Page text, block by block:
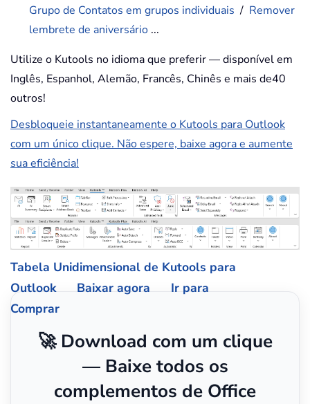
Grupo de Contatos em grupos individuais / Remover
lembrete de aniversário ...
Utilize o Kutools no idioma que preferir — disponível em
Inglês, Espanhol, Alemão, Francês, Chinês e mais de40
outros!
Desbloqueie instantaneamente o Kutools para Outlook
com um único clique. Não espere, baixe agora e aumente
sua eficiência!
Tabela Unidimensional de Kutools para
Outlook
Baixar agora
Ir para
Comprar
🚀 Download com um clique
— Baixe todos os
complementos de Office